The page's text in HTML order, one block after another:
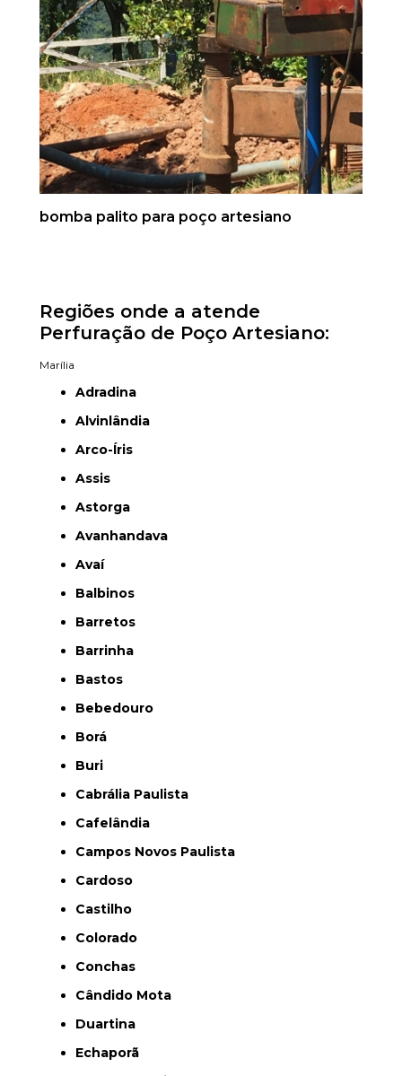
bomba palito para poço artesiano
Regiões onde a atende
Perfuração de Poço Artesiano:
Marília
Adradina
Alvinlândia
Arco-Íris
Assis
Astorga
Avanhandava
Avaí
Balbinos
Barretos
Barrinha
Bastos
Bebedouro
Borá
Buri
Cabrália Paulista
Cafelândia
Campos Novos Paulista
Cardoso
Castilho
Colorado
Conchas
Cândido Mota
Duartina
Echaporã